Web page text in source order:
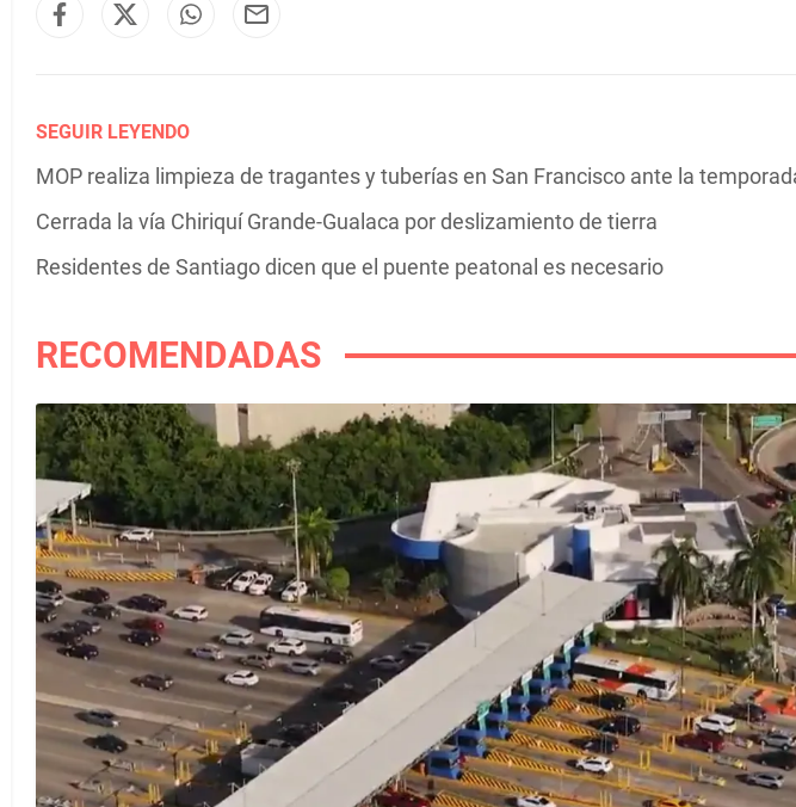
SEGUIR LEYENDO
MOP realiza limpieza de tragantes y tuberías en San Francisco ante la
Cerrada la vía Chiriquí Grande-Gualaca por deslizamiento de tierra
Residentes de Santiago dicen que el puente peatonal es necesario
RECOMENDADAS